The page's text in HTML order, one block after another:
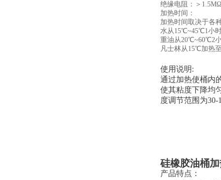
绝缘电阻：＞1.5ΜΩ
加热时间：
加热时间取决于各
水从15℃~45℃1小
重油从20℃~60℃2
凡士林从15℃加热
使用说明:
通过加热使桶内
使其粘度下降均
度调节范围为
硅橡胶油桶
产品特点：